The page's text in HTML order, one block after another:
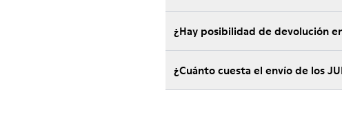
¿Hay posibilidad de devolución
¿Cuánto cuesta el envío de los